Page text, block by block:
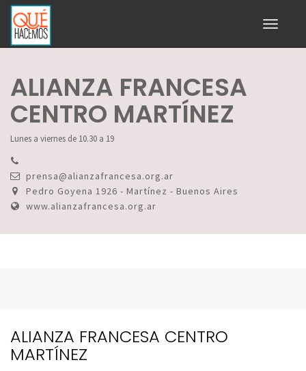
Toggle
ALIANZA FRANCESA
CENTRO MARTÍNEZ
Lunes a viernes de 10.30 a 19
prensa@alianzafrancesa.org.ar
Pedro Goyena 1926 - Martínez - Buenos Aires
www.alianzafrancesa.org.ar
ALIANZA FRANCESA CENTRO
MARTÍNEZ